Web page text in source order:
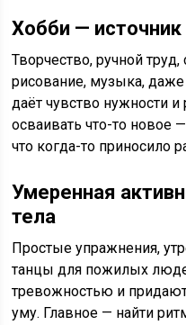
Хобби — источник
Творчество, ручной
рисование, музыка,
даёт чувство нужности и
осваивать что-то новое
что когда-то приносило
Умеренная
тела
Простые упражнения,
танцы для пожилых
тревожностью и придают
уму. Главное — найти